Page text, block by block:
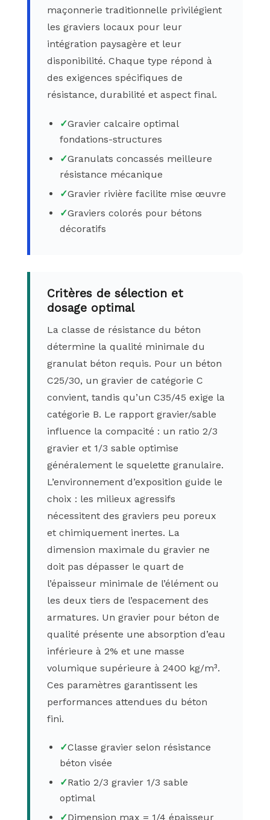
maçonnerie traditionnelle privilégient
les graviers locaux pour leur
intégration paysagère et leur
disponibilité. Chaque type répond à
des exigences spécifiques de
résistance, durabilité et aspect final.
✓Gravier calcaire optimal
fondations-structures
✓Granulats concassés meilleure
résistance mécanique
✓Gravier rivière facilite mise œuvre
✓Graviers colorés pour bétons
décoratifs
Critères de sélection et
dosage optimal
La classe de résistance du béton
détermine la qualité minimale du
granulat béton requis. Pour un béton
C25/30, un gravier de catégorie C
convient, tandis qu’un C35/45 exige la
catégorie B. Le rapport gravier/sable
influence la compacité : un ratio 2/3
gravier et 1/3 sable optimise
généralement le squelette granulaire.
L’environnement d’exposition guide le
choix : les milieux agressifs
nécessitent des graviers peu poreux
et chimiquement inertes. La
dimension maximale du gravier ne
doit pas dépasser le quart de
l’épaisseur minimale de l’élément ou
les deux tiers de l’espacement des
armatures. Un gravier pour béton de
qualité présente une absorption d’eau
inférieure à 2% et une masse
volumique supérieure à 2400 kg/m³.
Ces paramètres garantissent les
performances attendues du béton
fini.
✓Classe gravier selon résistance
béton visée
✓Ratio 2/3 gravier 1/3 sable
optimal
✓Dimension max = 1/4 épaisseur